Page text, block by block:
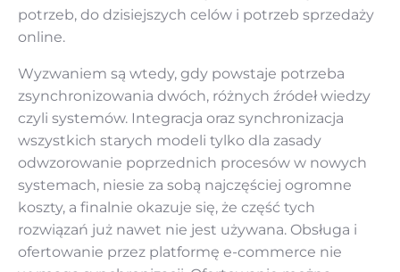
potrzeb, do dzisiejszych celów i potrzeb sprzedaży
online.
Wyzwaniem są wtedy, gdy powstaje potrzeba
zsynchronizowania dwóch, różnych źródeł wiedzy
czyli systemów. Integracja oraz synchronizacja
wszystkich starych modeli tylko dla zasady
odwzorowanie poprzednich procesów w nowych
systemach, niesie za sobą najczęściej ogromne
koszty, a finalnie okazuje się, że część tych
rozwiązań już nawet nie jest używana. Obsługa i
ofertowanie przez platformę e-commerce nie